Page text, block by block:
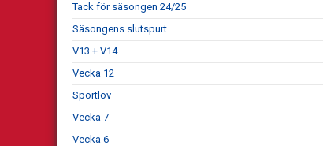
Tack för säsongen 24/25
Säsongens slutspurt
V13 + V14
Vecka 12
Sportlov
Vecka 7
Vecka 6